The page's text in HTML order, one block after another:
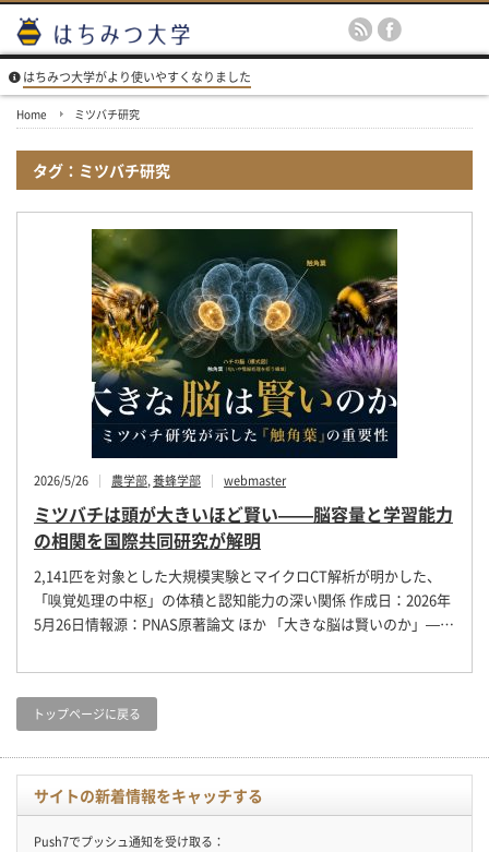
はちみつ大学がより使いやすくなりました
Home ミツバチ研究
タグ：ミツバチ研究
2026/5/26 農学部,養蜂学部 webmaster
ミツバチは頭が大きいほど賢い——脳容量と学習能力
の相関を国際共同研究が解明
2,141匹を対象とした大規模実験とマイクロCT解析が明かした、
「嗅覚処理の中枢」の体積と認知能力の深い関係 作成日：2026年
5月26日情報源：PNAS原著論文 ほか 「大きな脳は賢いのか」—…
トップページに戻る
サイトの新着情報をキャッチする
Push7でプッシュ通知を受け取る：